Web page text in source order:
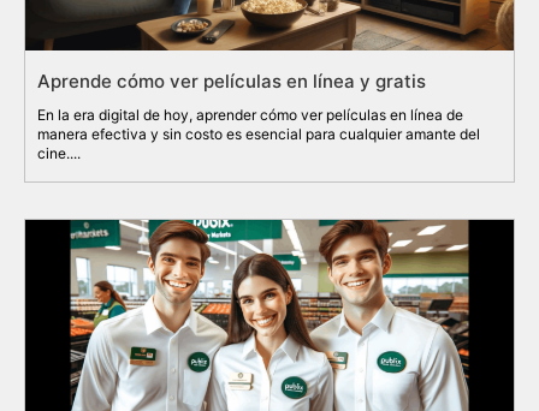
Aprende cómo ver películas en línea y gratis
En la era digital de hoy, aprender cómo ver películas en línea de
manera efectiva y sin costo es esencial para cualquier amante del
cine....